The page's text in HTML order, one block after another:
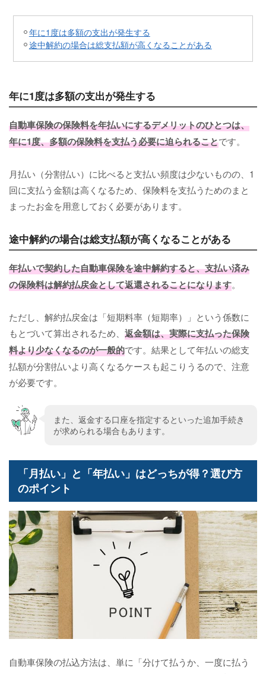
年に1度は多額の支出が発生する
途中解約の場合は総支払額が高くなることがある
年に1度は多額の支出が発生する
自動車保険の保険料を年払いにするデメリットのひとつは、
年に1度、多額の保険料を支払う必要に迫られることです。
月払い（分割払い）に比べると支払い頻度は少ないものの、1
回に支払う金額は高くなるため、保険料を支払うためのまと
まったお金を用意しておく必要があります。
途中解約の場合は総支払額が高くなることがある
年払いで契約した自動車保険を途中解約すると、支払い済み
の保険料は解約払戻金として返還されることになります。
ただし、解約払戻金は「短期料率（短期率）」という係数に
もとづいて算出されるため、 返金額は、実際に支払った保険
料より少なくなるのが一般的です。結果として年払いの総支
払額が分割払いより高くなるケースも起こりうるので、注意
が必要です。
また、返金する口座を指定するといった追加手続き
が求められる場合もあります。
「月払い」と「年払い」はどっちが得？選び方
のポイント
自動車保険の払込方法は、単に「分けて払うか、一度に払う